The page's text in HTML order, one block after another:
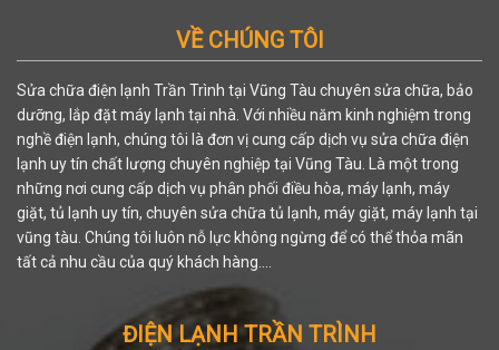
VỀ CHÚNG TÔI
Sửa chữa điện lạnh Trần Trình tại Vũng Tàu chuyên sửa chữa, bảo
dưỡng, lắp đặt máy lạnh tại nhà. Với nhiều năm kinh nghiệm trong
nghề điện lạnh, chúng tôi là đơn vị cung cấp dịch vụ sửa chữa điện
lạnh uy tín chất lượng chuyên nghiệp tại Vũng Tàu. Là một trong
những nơi cung cấp dịch vụ phân phối điều hòa, máy lạnh, máy
giặt, tủ lạnh uy tín, chuyên sửa chữa tủ lạnh, máy giặt, máy lạnh tại
vũng tàu. Chúng tôi luôn nỗ lực không ngừng để có thể thỏa mãn
tất cả nhu cầu của quý khách hàng....
ĐIỆN LẠNH TRẦN TRÌNH